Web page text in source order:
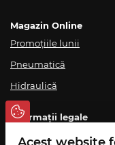
Magazin Online
Promoțiile lunii
Pneumatică
Hidraulică
Informații legale
Termeni și condiții